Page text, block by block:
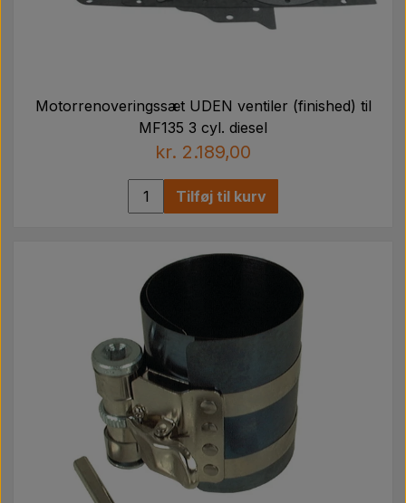
Motorrenoveringssæt UDEN ventiler (finished) til
MF135 3 cyl. diesel
kr. 2.189,00
Tilføj til kurv